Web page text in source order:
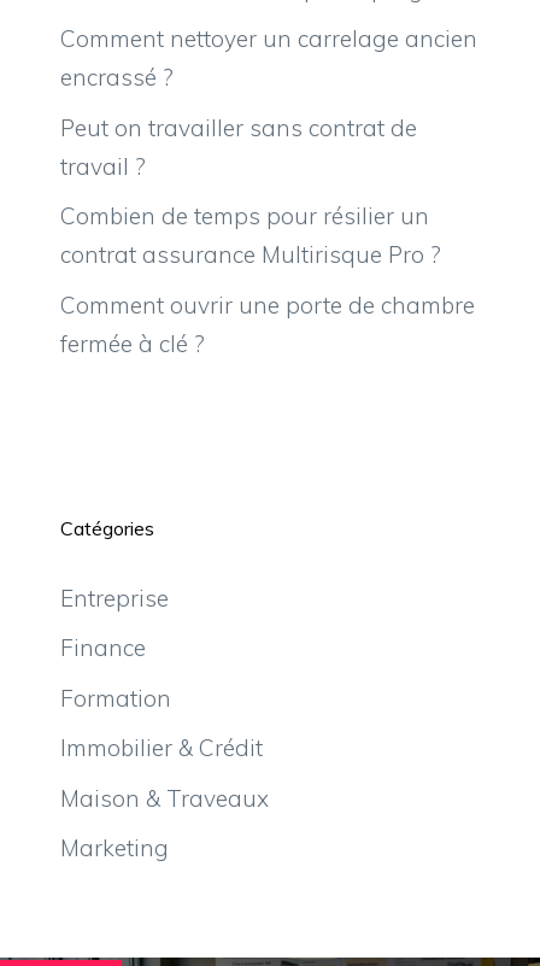
Comment nettoyer un carrelage ancien
encrassé ?
Peut on travailler sans contrat de
travail ?
Combien de temps pour résilier un
contrat assurance Multirisque Pro ?
Comment ouvrir une porte de chambre
fermée à clé ?
Catégories
Entreprise
Finance
Formation
Immobilier & Crédit
Maison & Traveaux
Marketing